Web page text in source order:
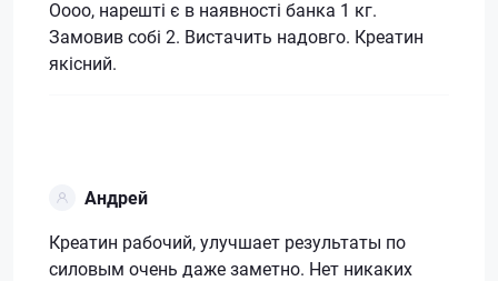
Оооо, нарешті є в наявності банка 1 кг.
Замовив собі 2. Вистачить надовго. Креатин
якісний.
Андрей
Креатин рабочий, улучшает результаты по
силовым очень даже заметно. Нет никаких